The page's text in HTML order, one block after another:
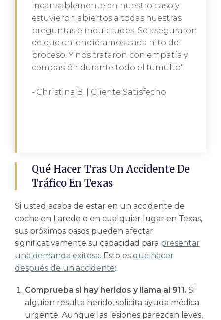
incansablemente en nuestro caso y
estuvieron abiertos a todas nuestras
preguntas e inquietudes. Se aseguraron
de que entendiéramos cada hito del
proceso. Y nos trataron con empatía y
compasión durante todo el tumulto".
- Christina B. | Cliente Satisfecho
Qué Hacer Tras Un Accidente De
Tráfico En Texas
Si usted acaba de estar en un accidente de
coche en Laredo o en cualquier lugar en Texas,
sus próximos pasos pueden afectar
significativamente su capacidad para presentar
una demanda exitosa. Esto es qué hacer
después de un accidente:
Comprueba si hay heridos y llama al 911. Si
alguien resulta herido, solicita ayuda médica
urgente. Aunque las lesiones parezcan leves,